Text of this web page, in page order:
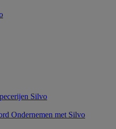
Silvo
Ondernemen met Silvo